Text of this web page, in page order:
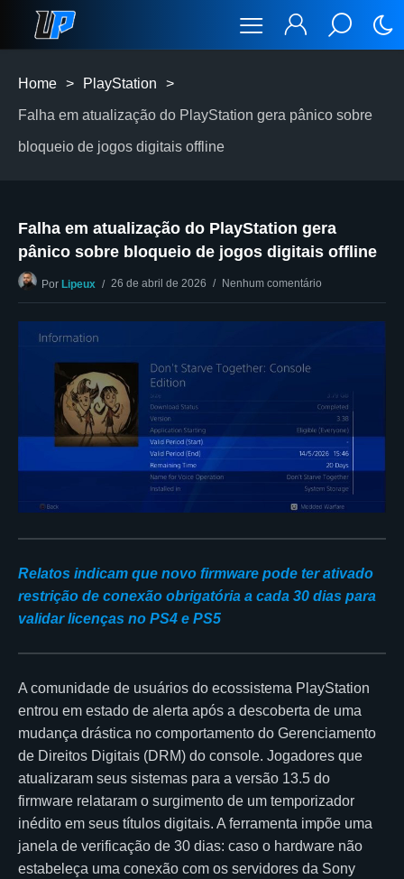
Home > PlayStation >
Falha em atualização do PlayStation gera pânico sobre
bloqueio de jogos digitais offline
Falha em atualização do PlayStation gera
pânico sobre bloqueio de jogos digitais offline
Por Lipeux 26 de abril de 2026 Nenhum comentário
Relatos indicam que novo firmware pode ter ativado
restrição de conexão obrigatória a cada 30 dias para
validar licenças no PS4 e PS5
A comunidade de usuários do ecossistema PlayStation
entrou em estado de alerta após a descoberta de uma
mudança drástica no comportamento do Gerenciamento
de Direitos Digitais (DRM) do console. Jogadores que
atualizaram seus sistemas para a versão 13.5 do
firmware relataram o surgimento de um temporizador
inédito em seus títulos digitais. A ferramenta impõe uma
janela de verificação de 30 dias: caso o hardware não
estabeleça uma conexão com os servidores da Sony